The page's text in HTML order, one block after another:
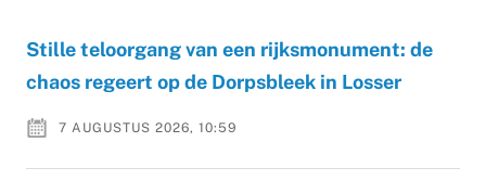
Stille teloorgang van een rijksmonument: de
chaos regeert op de Dorpsbleek in Losser
7 AUGUSTUS 2026, 10:59